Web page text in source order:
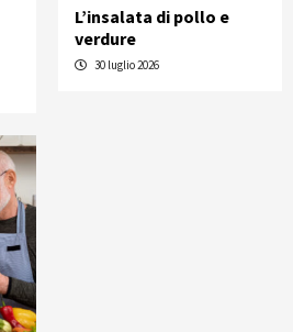
L’insalata di pollo e
verdure
30 luglio 2026